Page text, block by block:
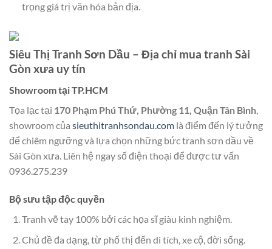
trọng giá trị văn hóa bản địa.
Siêu Thị Tranh Sơn Dầu – Địa chỉ mua tranh Sài
Gòn xưa uy tín
Showroom tại TP.HCM
Tọa lạc tại 170 Phạm Phú Thứ, Phường 11, Quận Tân Bình,
showroom của sieuthitranhsondau.com là điểm đến lý tưởng
để chiêm ngưỡng và lựa chọn những bức tranh sơn dầu về
Sài Gòn xưa. Liên hệ ngay số điện thoại để được tư vấn
0936.275.239
Bộ sưu tập độc quyền
Tranh vẽ tay 100% bởi các họa sĩ giàu kinh nghiệm.
Chủ đề đa dạng, từ phố thị đến di tích, xe cộ, đời sống.